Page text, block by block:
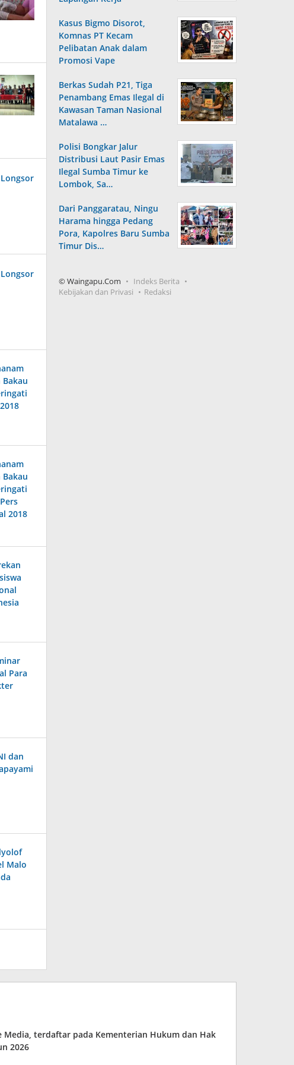
Kasus Bigmo Disorot,
Komnas PT Kecam
Pelibatan Anak dalam
Promosi Vape
Berkas Sudah P21, Tiga
Penambang Emas Ilegal di
Kawasan Taman Nasional
Matalawa …
Polisi Bongkar Jalur
Distribusi Laut Pasir Emas
Ilegal Sumba Timur ke
Lombok, Sa…
Dari Panggaratau, Ningu
Harama hingga Pedang
Pora, Kapolres Baru Sumba
Timur Dis…
© Waingapu.Com
Indeks Berita
Kebijakan dan Privasi
Redaksi
terdaftar pada Kementerian Hukum dan Hak
2026